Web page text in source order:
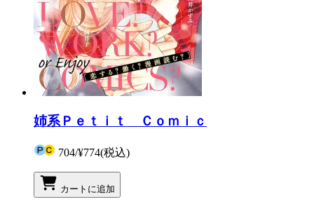
姉系Ｐｅｔｉｔ Ｃｏｍｉｃ
704/¥774(税込)
カートに追加